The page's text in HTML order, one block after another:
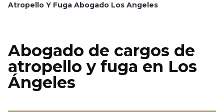
Atropello Y Fuga Abogado Los Angeles
Abogado de cargos de
atropello y fuga en Los
Ángeles